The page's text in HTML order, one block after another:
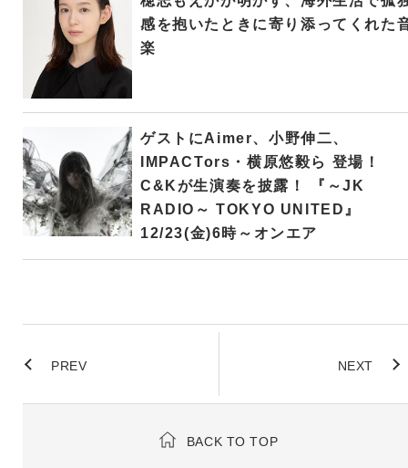
感を抱いたときに寄り添ってくれた
楽
ゲストにAimer、小野伸二、
IMPACTors・横原悠毅ら 登場！
C&Kが生演奏を披露！ 『～JK
RADIO～ TOKYO UNITED』
12/23(金)6時～オンエア
PREV NEXT
BACK TO TOP